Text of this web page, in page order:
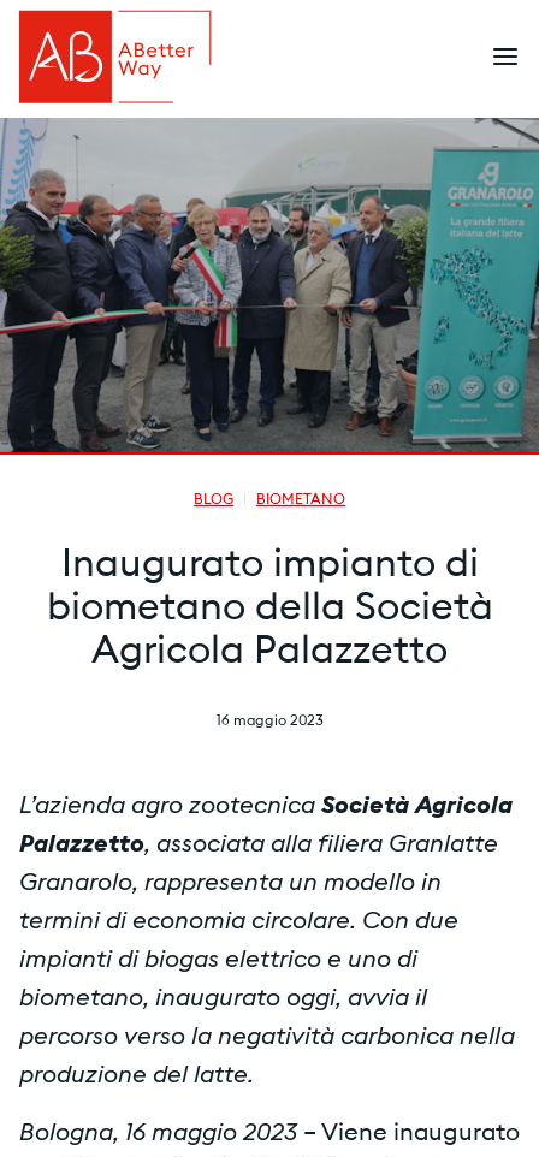
BLOG BIOMETANO
Inaugurato impianto di
biometano della Società
Agricola Palazzetto
16 maggio 2023
L’azienda agro zootecnica Società Agricola
Palazzetto, associata alla filiera Granlatte
Granarolo, rappresenta un modello in
termini di economia circolare. Con due
impianti di biogas elettrico e uno di
biometano, inaugurato oggi, avvia il
percorso verso la negatività carbonica nella
produzione del latte.
Bologna, 16 maggio 2023 – Viene inaugurato